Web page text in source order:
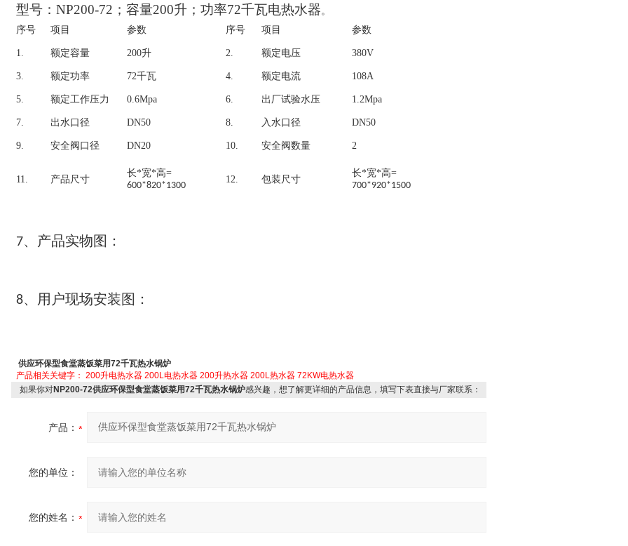
型号 ：NP200-72；容量200升 ； 功率72千瓦电热水器。
序号
项目 参数 序号 项目 参数
1. 额定容量 200升 2. 额定电压 380V
3. 额定功率 72千瓦 4. 额定电流 108A
5. 额定工作压力 0.6Mpa 6. 出厂试验水压 1.2Mpa
7. 出水口径 DN50 8. 入水口径 DN50
9. 安全阀口径 DN20 10. 安全阀数量 2
11. 产品尺寸
长*宽*高=
600*820*1300
12. 包装尺寸
长*宽*高=
700*920*1500
7、 产品实物图 ：
8、 用户现场安装图 ：
供应环保型食堂蒸饭菜用72千瓦热水锅炉
产品相关关键字： 200升电热水器 200L电热水器 200升热水器 200L热水器 72KW电热水器
如果你对NP200-72供应环保型食堂蒸饭菜用72千瓦热水锅炉感兴趣，想了解更详细的产品信息，填写下表直接与厂家联系：
产品：
您的单位：
您的姓名：